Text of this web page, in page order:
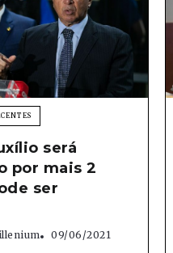
será
por mais 2
ser
09/06/2021